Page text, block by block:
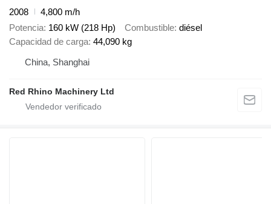
2008
4,800 m/h
Potencia 160 kW (218 Hp) Combustible diésel
Capacidad de carga 44,090 kg
China, Shanghai
Red Rhino Machinery Ltd